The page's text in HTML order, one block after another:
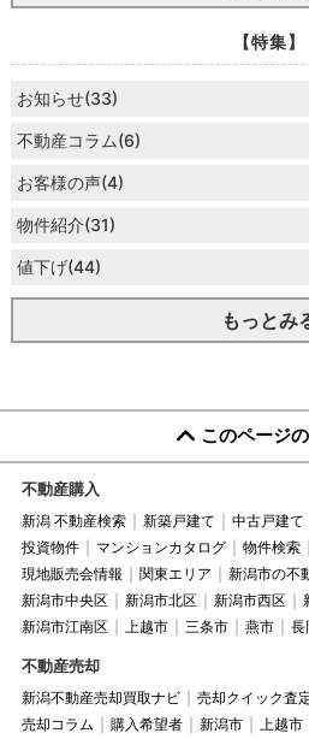
【特集】
お知らせ(33)
不動産コラム(6)
お客様の声(4)
物件紹介(31)
値下げ(44)
もっとみ
このページ
不動産購入
新潟 不動産検索 新築戸建て 中古戸建て
投資物件
マンションカタログ 物件検索
現地販売会情報
関東エリア 新潟市の不
新潟市中央区
新潟市北区 新潟市西区
新潟市江南区
上越市 三条市 燕市 長
不動産売却
新潟不動産売却買取ナビ 売却クイック査
売却コラム
購入希望者 新潟市 上越市